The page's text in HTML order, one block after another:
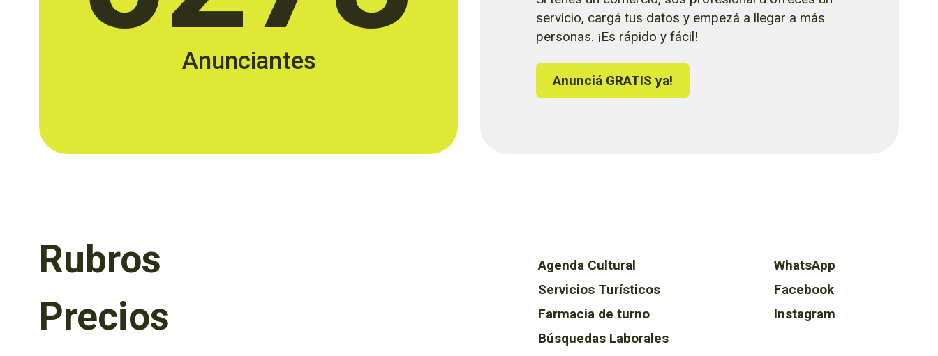
Anunciantes
servicio, cargá tus datos y empezá a llegar a más
personas. ¡Es rápido y fácil!
Anunciá GRATIS ya!
Rubros
Precios
Agenda Cultural
Servicios Turísticos
Farmacia de turno
Búsquedas Laborales
WhatsApp
Facebook
Instagram